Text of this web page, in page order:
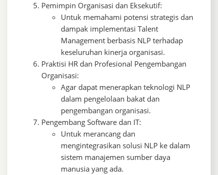
Pemimpin Organisasi dan Eksekutif:
Untuk memahami potensi strategis dan
dampak implementasi Talent
Management berbasis NLP terhadap
keseluruhan kinerja organisasi.
Praktisi HR dan Profesional Pengembangan
Organisasi:
Agar dapat menerapkan teknologi NLP
dalam pengelolaan bakat dan
pengembangan organisasi.
Pengembang Software dan IT:
Untuk merancang dan
mengintegrasikan solusi NLP ke dalam
sistem manajemen sumber daya
manusia yang ada.